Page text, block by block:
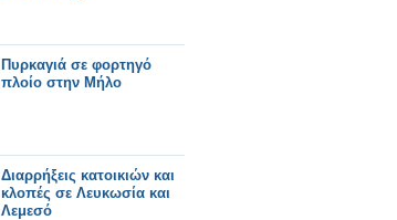
Πυρκαγιά σε φορτηγό
πλοίο στην Μήλο
Διαρρήξεις κατοικιών και
κλοπές σε Λευκωσία και
Λεμεσό